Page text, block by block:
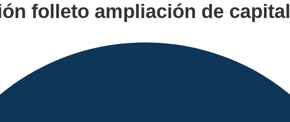
folleto ampliación de capital